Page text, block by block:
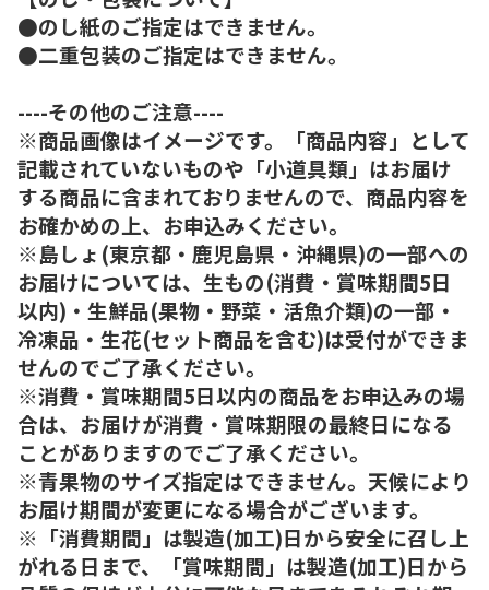
●のし紙のご指定はできません。
●二重包装のご指定はできません。
----その他のご注意----
※商品画像はイメージです。「商品内容」として
記載されていないものや「小道具類」はお届け
する商品に含まれておりませんので、商品内容を
お確かめの上、お申込みください。
※島しょ(東京都・鹿児島県・沖縄県)の一部への
お届けについては、生もの(消費・賞味期間5日
以内)・生鮮品(果物・野菜・活魚介類)の一部・
冷凍品・生花(セット商品を含む)は受付ができま
せんのでご了承ください。
※消費・賞味期間5日以内の商品をお申込みの場
合は、お届けが消費・賞味期限の最終日になる
ことがありますのでご了承ください。
※青果物のサイズ指定はできません。天候により
お届け期間が変更になる場合がございます。
※「消費期間」は製造(加工)日から安全に召し上
がれる日まで、「賞味期間」は製造(加工)日から